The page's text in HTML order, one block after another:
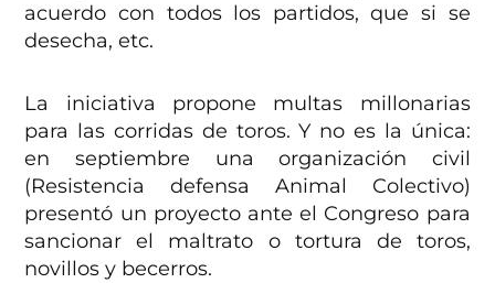
acuerdo con todos los partidos, que si se
desecha, etc.
La iniciativa propone multas millonarias
para las corridas de toros. Y no es la única:
en septiembre una organización civil
(Resistencia defensa Animal Colectivo)
presentó un proyecto ante el Congreso para
sancionar el maltrato o tortura de toros,
novillos y becerros.